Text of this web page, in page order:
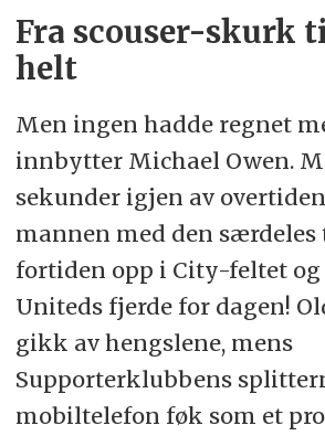
Fra scouser-skurk
helt
Men ingen hadde regnet
innbytter Michael Owen.
sekunder igjen av
mannen med den
fortiden opp i City-feltet og
Uniteds fjerde for dagen!
gikk av hengslene, mens
Supporterklubbens
mobiltelefon føk som et